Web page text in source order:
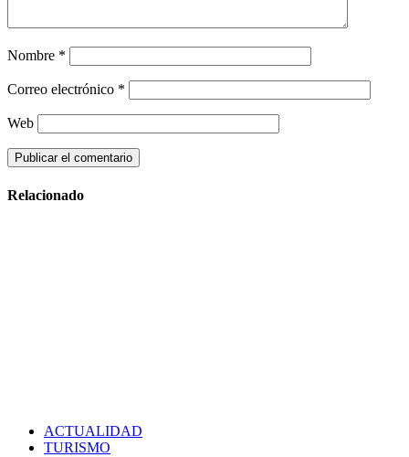
Nombre *
Correo electrónico *
Web
Relacionado
ACTUALIDAD
TURISMO